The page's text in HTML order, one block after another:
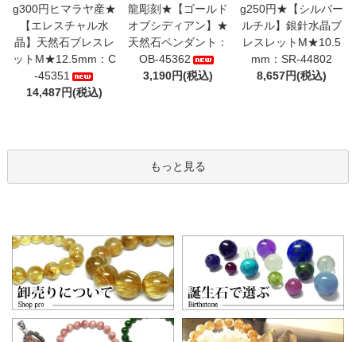
g300円ヒマラヤ産★
【エレスチャル水
晶】天然石ブレスレ
ットM★12.5mm：C
-45351
14,487円(税込)
龍彫刻★【ゴールド
オブシディアン】★
天然石ペンダント：
OB-45362
3,190円(税込)
g250円★【シルバー
ルチル】銀針水晶ブ
レスレットM★10.5
mm：SR-44802
8,657円(税込)
もっと見る